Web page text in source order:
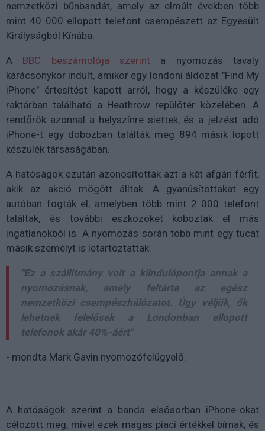
nemzetközi bűnbandát, amely az elmúlt években több
mint 40 000 ellopott telefont csempészett az Egyesült
Királyságból Kínába.
A BBC beszámolója szerint a nyomozás tavaly
karácsonykor indult, amikor egy londoni áldozat "Find My
iPhone" értesítést kapott arról, hogy a készüléke egy
raktárban található a Heathrow repülőtér közelében. A
rendőrök azonnal a helyszínre siettek, és a jelzést adó
iPhone-t egy dobozban találták meg 894 másik lopott
készülék társaságában.
A hatóságok ezután azonosították azt a két afgán férfit,
akik az akció mögött álltak. A gyanúsítottakat egy
autóban fogták el, amelyben több mint 2 000 telefont
találtak, és további eszközöket koboztak el más
ingatlanokból is. A nyomozás során több mint egy tucat
másik személyt is letartóztattak.
"Ez a szállítmány volt a kiindulópontja annak a
nyomozásnak, amely feltárta az egész
nemzetközi csempészhálózatot. Úgy véljük, ők
lehetnek felelősek a Londonban ellopott
telefonok akár 40%-áért"
- mondta Mark Gavin nyomozófelügyelő.
A hatóságok szerint a banda elsősorban iPhone-okat
célozott meg, mivel ezek magas piaci értékkel bírnak, és